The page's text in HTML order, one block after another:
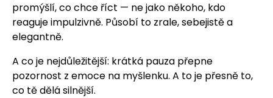
promýšlí, co chce říct — ne jako někoho, kdo
reaguje impulzivně. Působí to zrale, sebejistě a
elegantně.
A co je nejdůležitější: krátká pauza přepne
pozornost z emoce na myšlenku. A to je přesně to,
co tě dělá silnější.